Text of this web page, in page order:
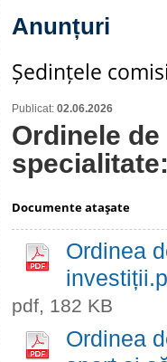
Anunțuri
Ședințele
Publicat: 02.06.2026
Ordinele
Documente ataşate
Ordinea
pdf, 182 KB
Ordinea